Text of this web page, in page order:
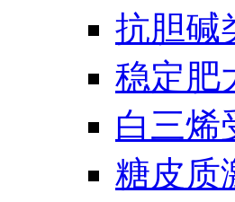
抗胆碱
稳定肥
白三烯
糖皮质